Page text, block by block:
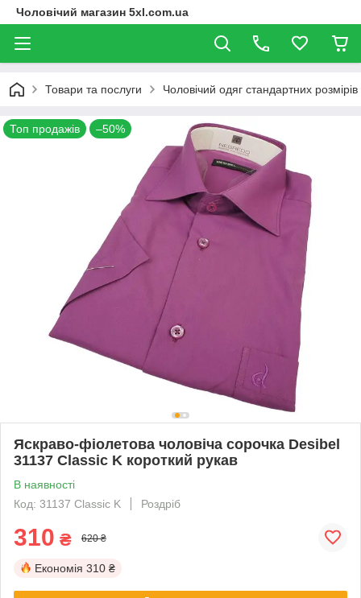
Чоловічий магазин 5xl.com.ua
Товари та послуги Чоловічий одяг стандартних розмірів
Топ продажів –50%
Яскраво-фіолетова чоловіча сорочка Desibel
31137 Classic K короткий рукав
В наявності
Код: 31137 Classic K
Роздріб
310 ₴ 620 ₴
Економія 310 ₴